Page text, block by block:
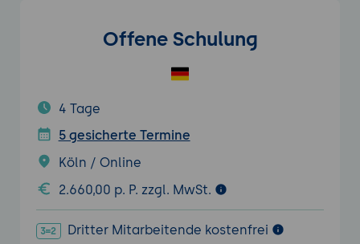
Offene Schulung
4 Tage
5 gesicherte Termine
Köln / Online
2.660,00 p. P. zzgl. MwSt.
Dritter Mitarbeitende kostenfrei